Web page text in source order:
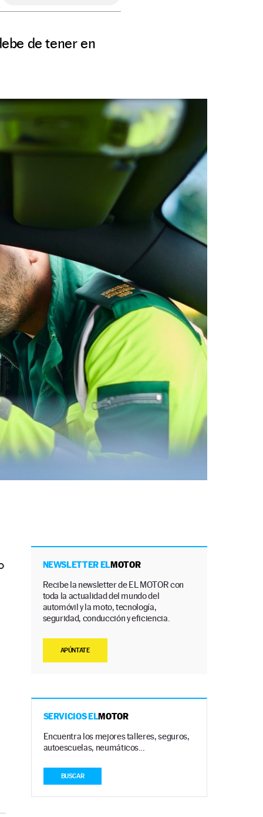
de tener en
NEWSLETTER ELMOTOR
Recibe la newsletter de EL MOTOR con
toda la actualidad del mundo del
automóvil y la moto, tecnología,
seguridad, conducción y eficiencia.
APÚNTATE
SERVICIOS ELMOTOR
Encuentra los mejores talleres, seguros,
autoescuelas, neumáticos…
BUSCAR